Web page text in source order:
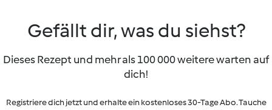
Gefällt dir, was du siehst?
Dieses Rezept und mehr als 100 000 weitere warten auf
dich!
Registriere dich jetzt und erhalte ein kostenloses 30-Tage Abo. Tauche